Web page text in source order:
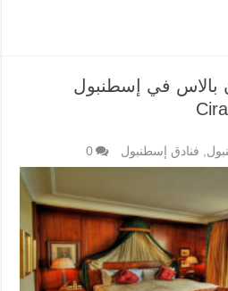
بالاس في إسطنبول
فنادق إسطنبول 0